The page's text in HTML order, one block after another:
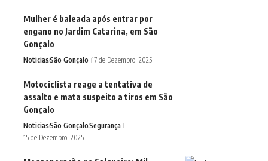
Mulher é baleada após entrar por
engano no Jardim Catarina, em São
Gonçalo
NoticiasSão Gonçalo 17 de Dezembro, 2025
Motociclista reage a tentativa de
assalto e mata suspeito a tiros em São
Gonçalo
NoticiasSão GonçaloSegurança
15 de Dezembro, 2025